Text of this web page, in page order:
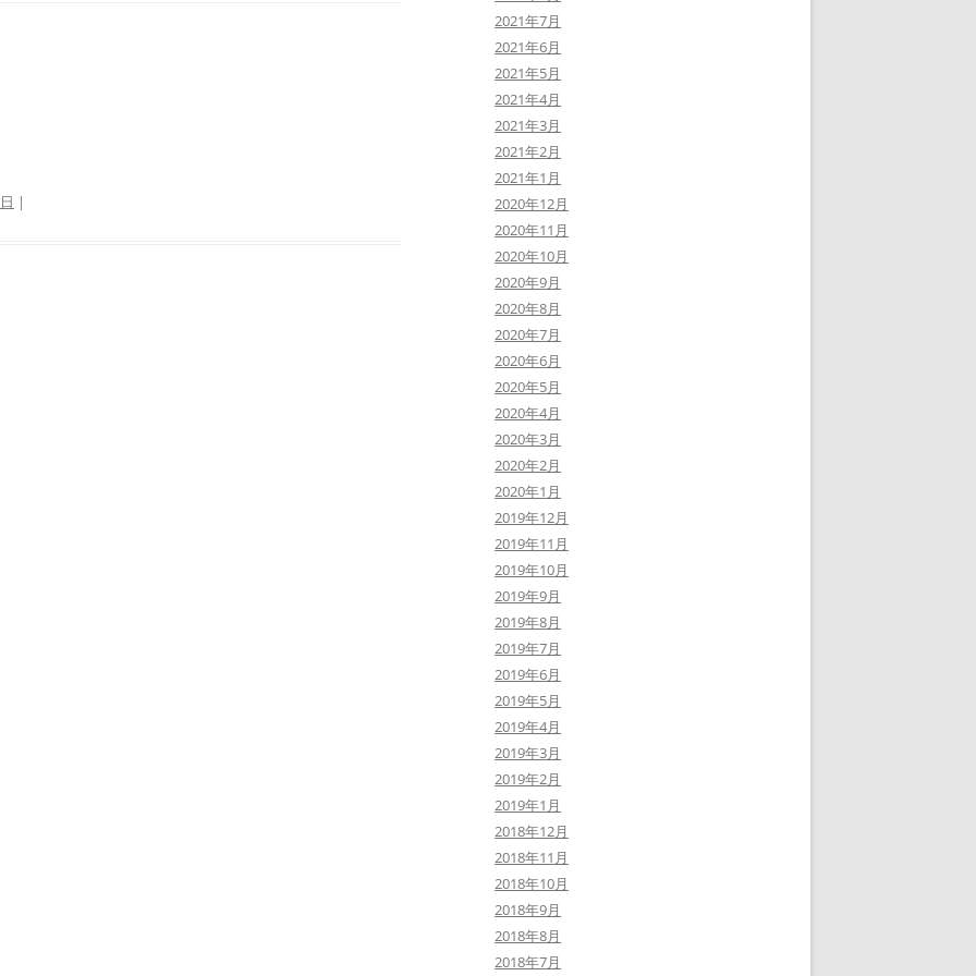
|
2021年7月
2021年6月
2021年5月
2021年4月
2021年3月
2021年2月
2021年1月
2020年12月
2020年11月
2020年10月
2020年9月
2020年8月
2020年7月
2020年6月
2020年5月
2020年4月
2020年3月
2020年2月
2020年1月
2019年12月
2019年11月
2019年10月
2019年9月
2019年8月
2019年7月
2019年6月
2019年5月
2019年4月
2019年3月
2019年2月
2019年1月
2018年12月
2018年11月
2018年10月
2018年9月
2018年8月
2018年7月